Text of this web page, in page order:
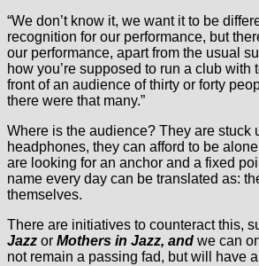
“We don’t know it, we want it to be
recognition for our performance, but
our performance, apart from the usual
how you’re supposed to run a club with
front of an audience of thirty or forty
there were that many.”
Where is the audience? They are stuck
headphones, they can afford to be
are looking for an anchor and a fixed
name every day can be translated as:
themselves.
There are initiatives to counteract this,
Jazz or Mothers in Jazz, and we can
not remain a passing fad, but will have